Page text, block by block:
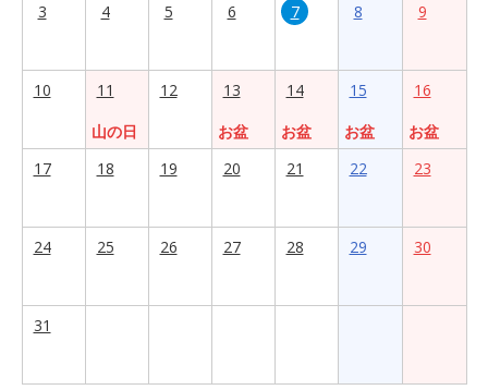
3 4 5 6 7 8 9
10
11
山の日
12
13
お盆
14
お盆
15
お盆
16
お盆
17
18 19 20 21 22 23
24 25 26 27 28 29 30
31